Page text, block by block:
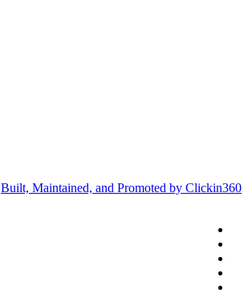
Built, Maintained, and Promoted by Clickin360